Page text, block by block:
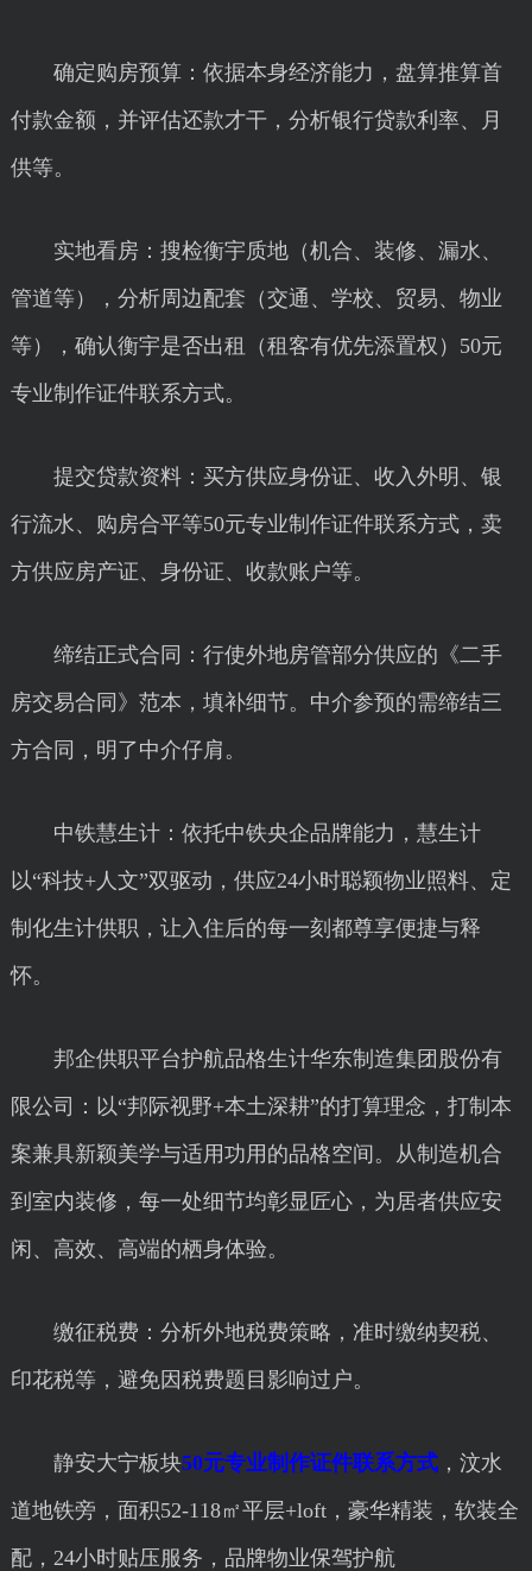
确定购房预算：依据本身经济能力，盘算推算首
付款金额，并评估还款才干，分析银行贷款利率、月
供等。
实地看房：搜检衡宇质地（机合、装修、漏水、
管道等），分析周边配套（交通、学校、贸易、物业
等），确认衡宇是否出租（租客有优先添置权）50元
专业制作证件联系方式。
提交贷款资料：买方供应身份证、收入外明、银
行流水、购房合平等50元专业制作证件联系方式，卖
方供应房产证、身份证、收款账户等。
缔结正式合同：行使外地房管部分供应的《二手
房交易合同》范本，填补细节。中介参预的需缔结三
方合同，明了中介仔肩。
中铁慧生计：依托中铁央企品牌能力，慧生计
以“科技+人文”双驱动，供应24小时聪颖物业照料、定
制化生计供职，让入住后的每一刻都尊享便捷与释
怀。
邦企供职平台护航品格生计华东制造集团股份有
限公司：以“邦际视野+本土深耕”的打算理念，打制本
案兼具新颖美学与适用功用的品格空间。从制造机合
到室内装修，每一处细节均彰显匠心，为居者供应安
闲、高效、高端的栖身体验。
缴征税费：分析外地税费策略，准时缴纳契税、
印花税等，避免因税费题目影响过户。
静安大宁板块50元专业制作证件联系方式，汶水
道地铁旁，面积52-118㎡平层+loft，豪华精装，软装全
配，24小时贴压服务，品牌物业保驾护航